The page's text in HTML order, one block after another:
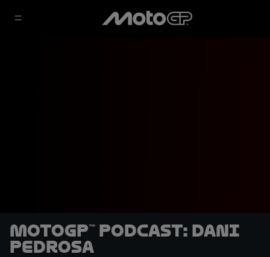
MotoGP™ Podcast: Dani
Pedrosa